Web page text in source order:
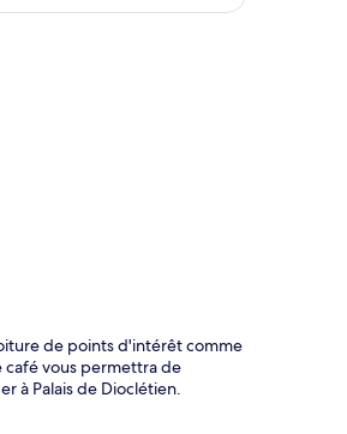
de points d'intérêt comme
café vous permettra de
à Palais de Dioclétien.